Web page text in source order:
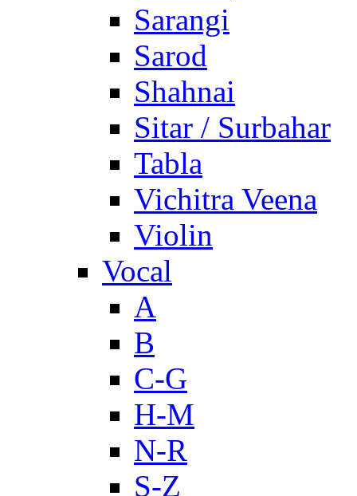
Sarangi
Sarod
Shahnai
Sitar / Surbahar
Tabla
Vichitra Veena
Violin
Vocal
A
B
C-G
H-M
N-R
S-Z